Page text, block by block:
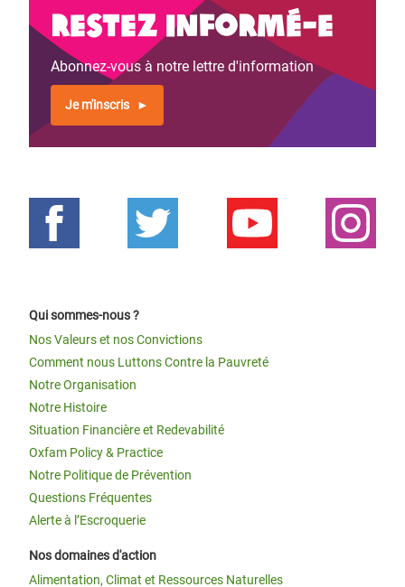
Restez informé-e
Abonnez-vous à notre lettre d'information
Je m'inscris
Qui sommes-nous ?
Nos Valeurs et nos Convictions
Comment nous Luttons Contre la Pauvreté
Notre Organisation
Notre Histoire
Situation Financière et Redevabilité
Oxfam Policy & Practice
Notre Politique de Prévention
Questions Fréquentes
Alerte à l’Escroquerie
Nos domaines d'action
Alimentation, Climat et Ressources Naturelles